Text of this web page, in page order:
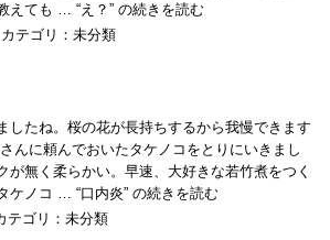
えても … “え？” の続きを読む
カテゴリ： 未分類
したね。桜の花が長持ちするから我慢できます
んに頼んでおいたタケノコをとりにいきまし
が無く柔らかい。早速、大好きな若竹煮をつく
ケノコ … “口内炎” の続きを読む
テゴリ： 未分類